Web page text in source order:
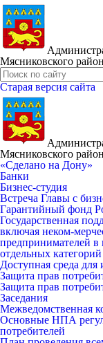
Мясниковского
Старая версия сайта
Мясниковского
«Сделано на Дону»
Банки
Бизнес-студия
Встреча Главы с
Гарантийный фонд
Государственная
включая неком-
предпринимателей в
отдельных
Доступная среда для
Защита прав
Защита прав
Заседания
Межведомственная
Основные НПА
потребителей